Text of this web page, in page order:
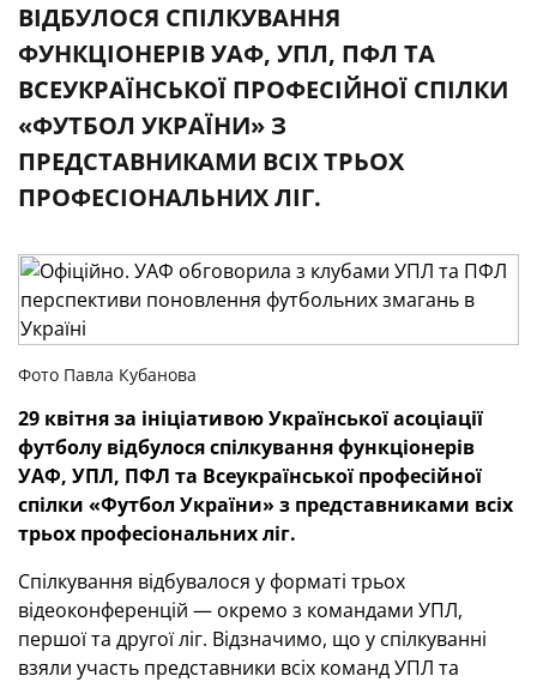
ВІДБУЛОСЯ СПІЛКУВАННЯ
ФУНКЦІОНЕРІВ УАФ, УПЛ, ПФЛ ТА
ВСЕУКРАЇНСЬКОЇ ПРОФЕСІЙНОЇ СПІЛКИ
«ФУТБОЛ УКРАЇНИ» З
ПРЕДСТАВНИКАМИ ВСІХ ТРЬОХ
ПРОФЕСІОНАЛЬНИХ ЛІГ.
Фото Павла Кубанова
29 квітня за ініціативою Української асоціації
футболу відбулося спілкування функціонерів
УАФ, УПЛ, ПФЛ та Всеукраїнської професійної
спілки «Футбол України» з представниками всіх
трьох професіональних ліг.
Спілкування відбувалося у форматі трьох
відеоконференцій — окремо з командами УПЛ,
першої та другої ліг. Відзначимо, що у спілкуванні
взяли участь представники всіх команд УПЛ та